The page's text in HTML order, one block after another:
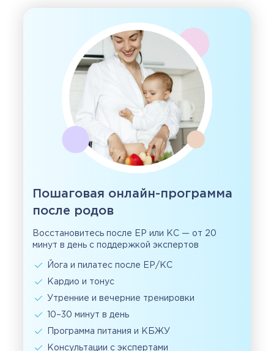
Пошаговая онлайн-программа
после родов
Восстановитесь после ЕР или КС — от 20
минут в день с поддержкой экспертов
Йога и пилатес после ЕР/КС
Кардио и тонус
Утренние и вечерние тренировки
10–30 минут в день
Программа питания и КБЖУ
Консультации с экспертами